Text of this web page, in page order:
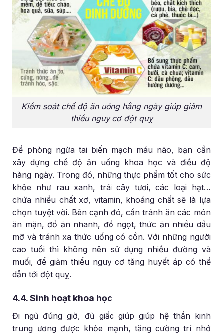
Kiểm soát chế độ ăn uóng hằng ngày giúp giảm
thiểu nguy cơ đột quỵ
Để phòng ngừa tai biến mạch máu não, bạn cần
xây dựng chế độ ăn uống khoa học và điều độ
hàng ngày. Trong đó, những thực phẩm tốt cho sức
khỏe như rau xanh, trái cây tươi, các loại hạt…
chứa nhiều chất xơ, vitamin, khoáng chất sẽ là lựa
chọn tuyệt vời. Bên cạnh đó, cần tránh ăn các món
ăn mặn, đồ ăn nhanh, đồ ngọt, thức ăn nhiều dầu
mỡ và tránh xa thức uống có cồn. Với những người
cao tuổi thì không nên sử dụng nhiều đường và
muối, để giảm thiểu nguy cơ tăng huyết áp có thể
dẫn tới đột quỵ.
4.4. Sinh hoạt khoa học
Đi ngủ đúng giờ, đủ giấc giúp giúp hệ thần kinh
trung ương được khỏe mạnh, tăng cường trí nhớ